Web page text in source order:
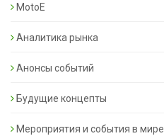
MotoE
Аналитика рынка
Анонсы событий
Будущие концепты
Мероприятия и события в мире